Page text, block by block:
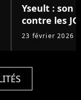
Yseult : son
contre les JO
23 février 2026